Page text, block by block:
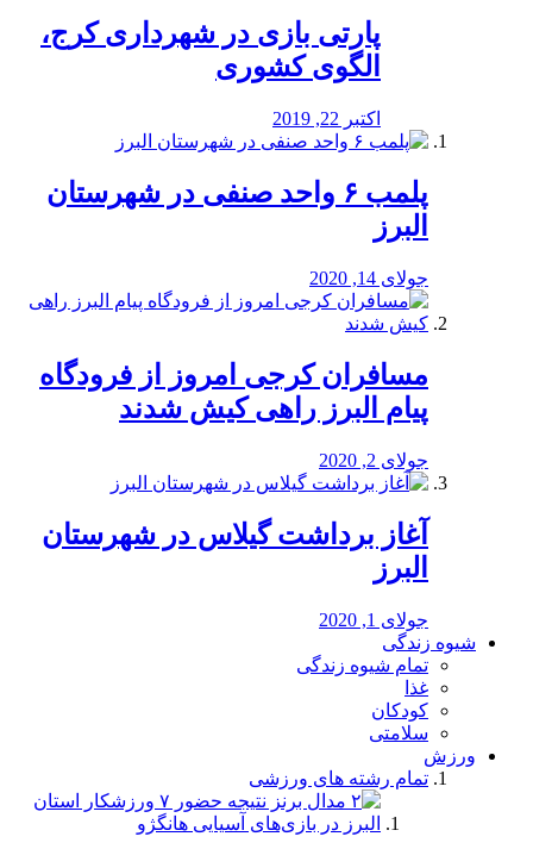
پارتی بازی در شهرداری کرج،
الگوی کشوری
اکتبر 22, 2019
پلمب ۶ واحد صنفی در شهرستان
البرز
جولای 14, 2020
مسافران کرجی امروز از فرودگاه
پیام البرز راهی کیش شدند
جولای 2, 2020
آغاز برداشت گیلاس در شهرستان
البرز
جولای 1, 2020
شیوه زندگی
تمام شیوه زندگی
غذا
کودکان
سلامتی
ورزش
تمام رشته های ورزشی